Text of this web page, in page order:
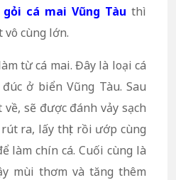
gỏi cá mai Vũng Tàu thì
cùng lớn.
từ cá mai. Đây là loại cá
ở biển Vũng Tàu. Sau
sẽ được đánh vảy sạch
ra, lấy thịt rồi ướp cùng
làm chín cá. Cuối cùng là
mùi thơm và tăng thêm